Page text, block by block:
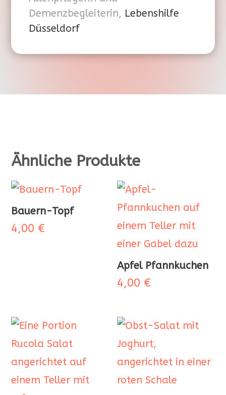
Demenzbegleiterin, Lebenshilfe
Düsseldorf
Ähnliche Produkte
Bauern-Topf
4,00 €
Apfel Pfannkuchen
4,00 €